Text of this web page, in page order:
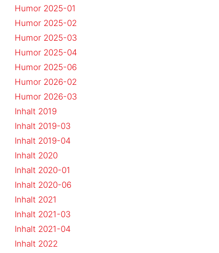
Humor 2025-01
Humor 2025-02
Humor 2025-03
Humor 2025-04
Humor 2025-06
Humor 2026-02
Humor 2026-03
Inhalt 2019
Inhalt 2019-03
Inhalt 2019-04
Inhalt 2020
Inhalt 2020-01
Inhalt 2020-06
Inhalt 2021
Inhalt 2021-03
Inhalt 2021-04
Inhalt 2022